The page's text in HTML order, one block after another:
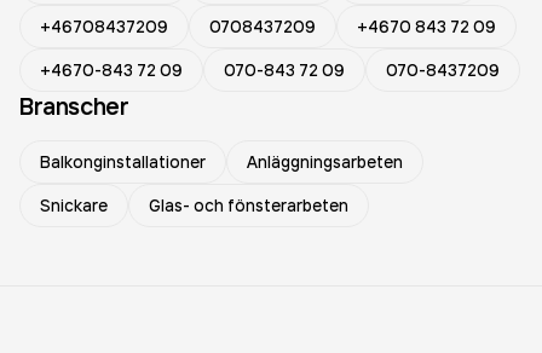
+46708437209
0708437209
+4670 843 72 09
+4670-843 72 09
070-843 72 09 070-8437209
Branscher
Balkonginstallationer
Anläggningsarbeten
Snickare
Glas- och fönsterarbeten